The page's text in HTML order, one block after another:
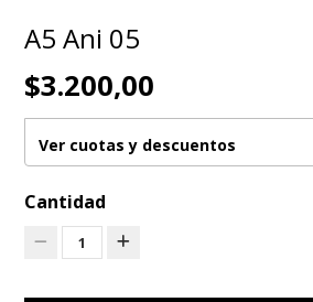
A5 Ani 05
$3.200,00
Ver cuotas y descuentos
Cantidad
1